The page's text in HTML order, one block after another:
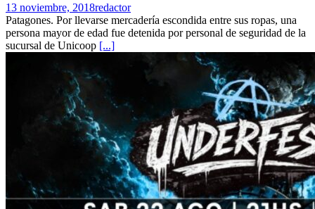
13 noviembre, 2018redactor
Patagones. Por llevarse mercadería escondida entre sus ropas, una
persona mayor de edad fue detenida por personal de seguridad de la
sucursal de Unicoop [...]